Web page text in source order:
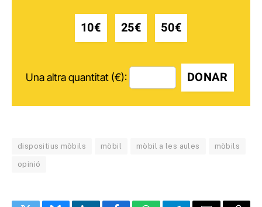
10€ 25€ 50€
Una altra quantitat (€): DONAR
dispositius mòbils mòbil mòbil a les aules mòbils
opinió